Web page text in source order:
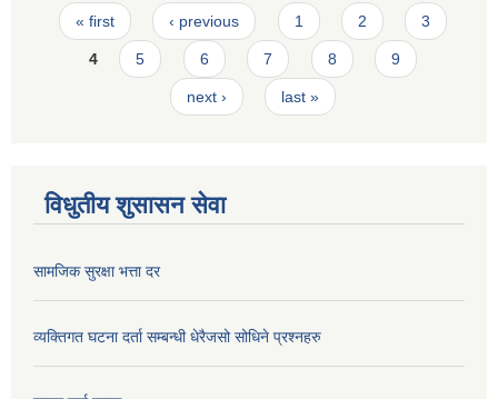
Pages
« first ‹ previous 1 2 3
4 5 6 7 8 9
next › last »
विधुतीय शुसासन सेवा
सामजिक सुरक्षा भत्ता दर
व्यक्तिगत घटना दर्ता सम्बन्धी धेरैजसो सोधिने प्रश्नहरु